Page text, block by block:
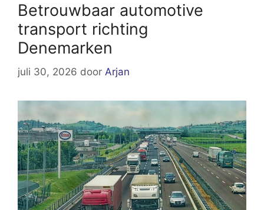
Betrouwbaar automotive
transport richting
Denemarken
juli 30, 2026 door Arjan